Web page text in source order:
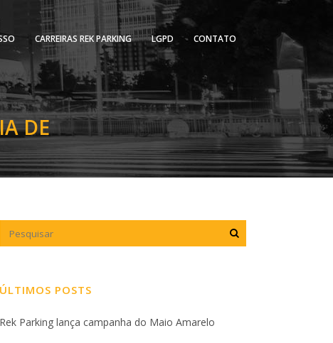
CARREIRAS REK PARKING LGPD CONTATO
DE
ÚLTIMOS POSTS
Rek Parking lança campanha do Maio Amarelo